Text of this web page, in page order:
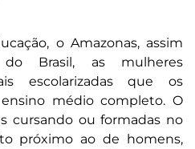
o Amazonas, assim
Brasil, as mulheres
escolarizadas que os
ensino médio completo. O
cursando ou formadas no
próximo ao de homens,